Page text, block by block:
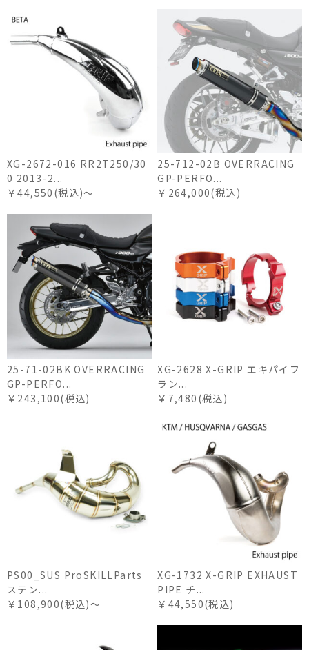
XG-2672-016 RR2T250/30
0 2013-2...
￥44,550(税込)～
25-712-02B OVERRACING
GP-PERFO...
￥264,000(税込)
25-71-02BK OVERRACING
GP-PERFO...
￥243,100(税込)
XG-2628 X-GRIP エキパイフ
ラン...
￥7,480(税込)
PS00_SUS ProSKILLParts
ステン...
￥108,900(税込)～
XG-1732 X-GRIP EXHAUST
PIPE チ...
￥44,550(税込)